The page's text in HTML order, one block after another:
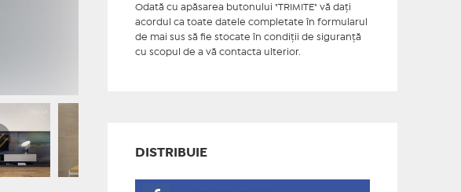
Odată cu apăsarea butonului "TRIMITE" vă daţi
acordul ca toate datele completate în formularul
de mai sus să fie stocate în condiţii de siguranţă
cu scopul de a vă contacta ulterior.
DISTRIBUIE